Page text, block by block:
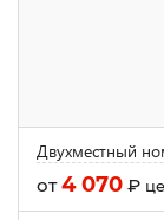
Двухместный
от4 070 ₽